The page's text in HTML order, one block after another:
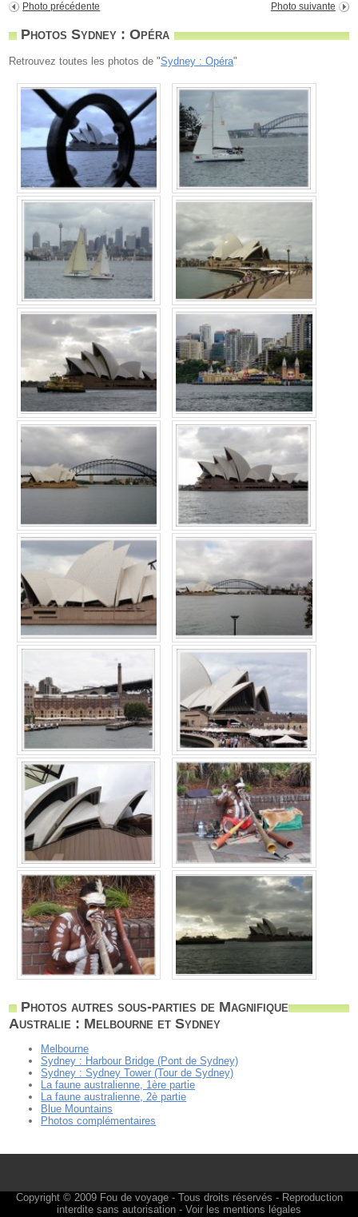
Photo précédente Photo suivante
Photos Sydney : Opéra
Retrouvez toutes les photos de "Sydney : Opéra"
Photos autres sous-parties de Magnifique
Australie : Melbourne et Sydney
Melbourne
Sydney : Harbour Bridge (Pont de Sydney)
Sydney : Sydney Tower (Tour de Sydney)
La faune australienne, 1ère partie
La faune australienne, 2è partie
Blue Mountains
Photos complémentaires
Copyright © 2009 Fou de voyage- Tous droits réservés - Reproduction
interdite sans autorisation - Voir les mentions légales